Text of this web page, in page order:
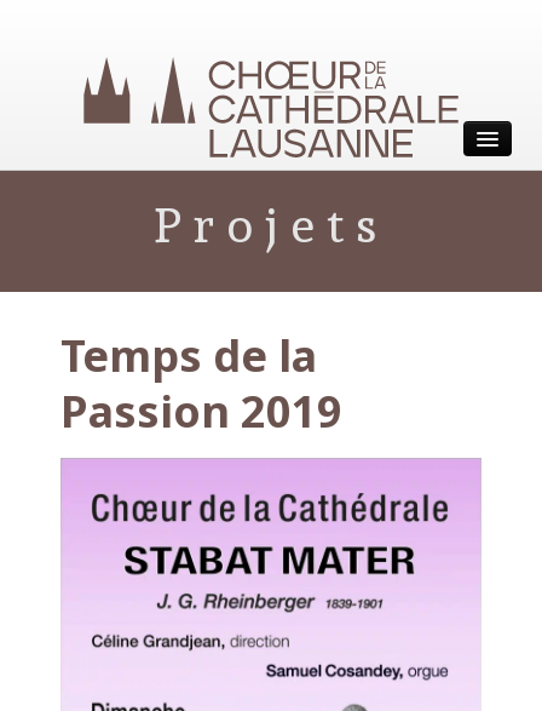
Choeur de la Cathédrale
Lausanne
Projets
Temps de la
Passion 2019